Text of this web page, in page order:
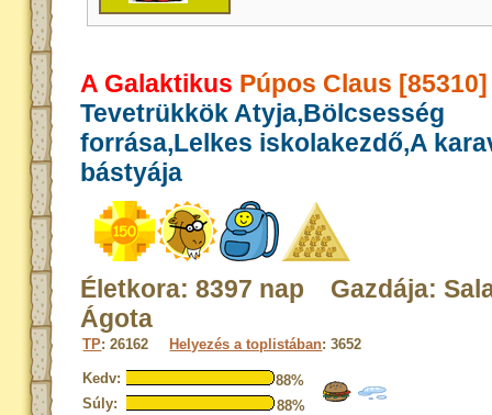
A Galaktikus Púpos Claus [85310]
Tevetrükkök Atyja,Bölcsesség
forrása,Lelkes iskolakezdő,A
bástyája
Életkora: 8397 nap Gazdája:
Ágota
TP: 26162 Helyezés a toplistában: 3652
Kedv:
88%
Súly:
88%